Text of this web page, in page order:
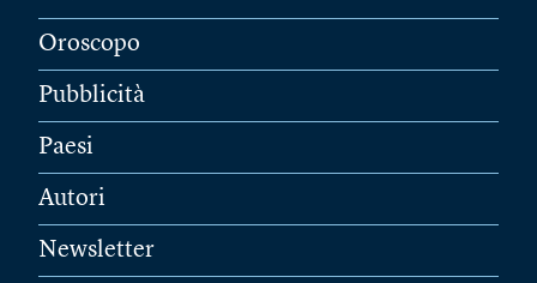
Oroscopo
Pubblicità
Paesi
Autori
Newsletter